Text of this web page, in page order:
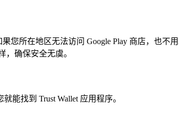
您所在地区无法访问 Google Play 商店，也不
确保安全无虞。
能找到 Trust Wallet 应用程序。